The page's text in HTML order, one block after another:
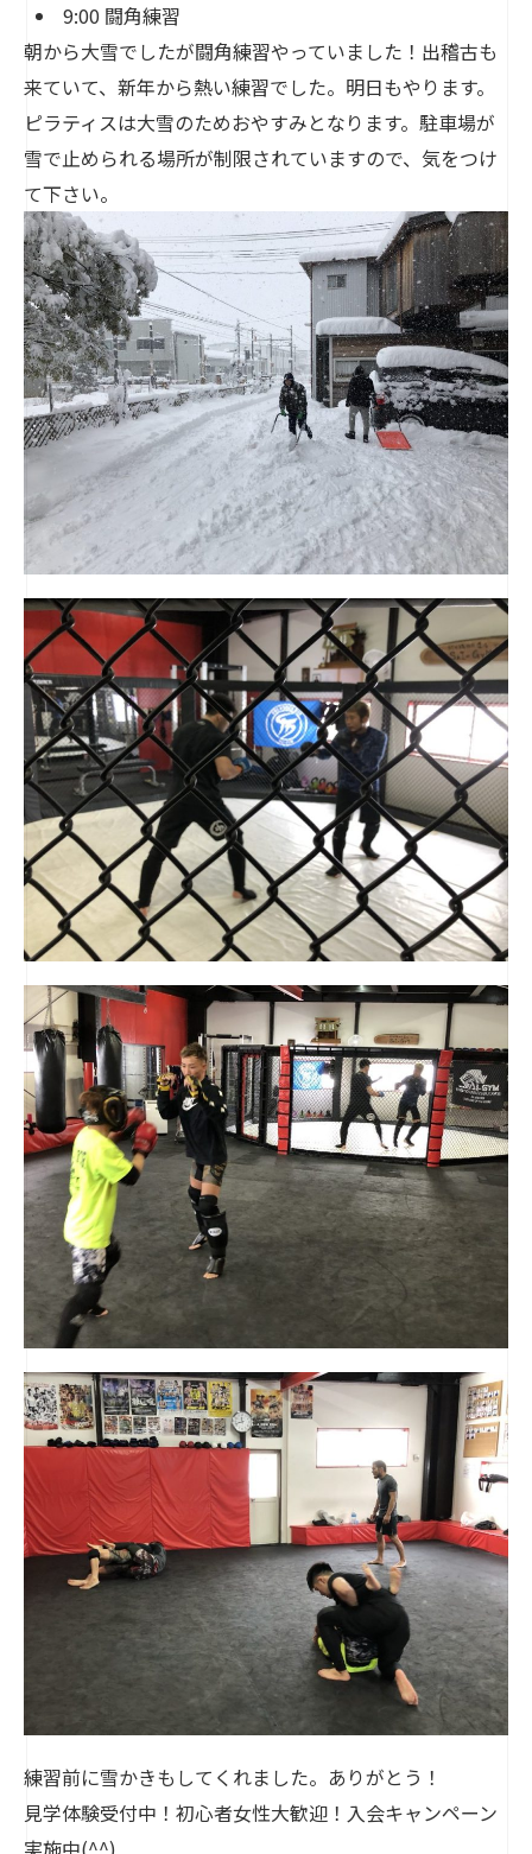
9:00 闘角練習
朝から大雪でしたが闘角練習やっていました！出稽古も
来ていて、新年から熱い練習でした。明日もやります。
ピラティスは大雪のためおやすみとなります。駐車場が
雪で止められる場所が制限されていますので、気をつけ
て下さい。
練習前に雪かきもしてくれました。ありがとう！
見学体験受付中！初心者女性大歓迎！入会キャンペーン